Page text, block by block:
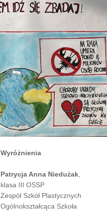
Wyróżnienia
Patrycja Anna Niedużak
klasa III OSSP
Zespół Szkół Plastycznych
Ogólnokształcąca Szkoła